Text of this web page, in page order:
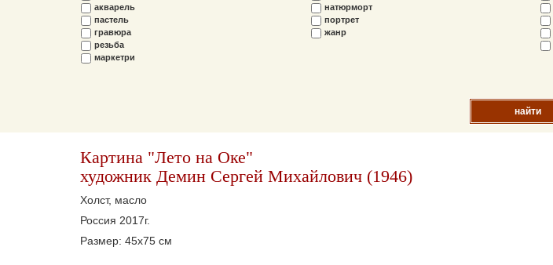
акварель
пастель
гравюра
резьба
маркетри
натюрморт
портрет
жанр
найти
Картина "Лето на Оке"
художник Демин Сергей Михайлович (1946)
Холст, масло
Россия 2017г.
Размер: 45х75 см